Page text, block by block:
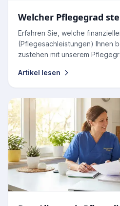
Welcher Pflegegrad
Erfahren Sie, welche
(Pflegesachleistungen) Ihnen
zustehen mit unserem
Artikel lesen